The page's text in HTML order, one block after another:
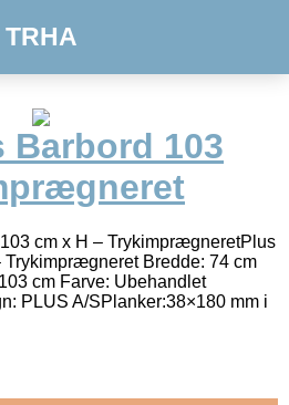
TRHA
Barbord 103
cm x H – TrykimprægneretPlus
Trykimprægneret Bredde: 74 cm
cm Farve: Ubehandlet
PLUS A/SPlanker:38×180 mm i